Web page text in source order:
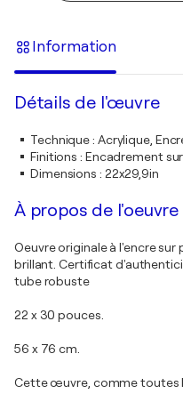
Information
Détails de l'œuvre
Technique: Acrylique,
Finitions : Encadrement
Dimensions : 22x29,9in
À propos de l'oeuvre
Oeuvre originale à l'encre sur
brillant. Certificat
tube robuste
22 x 30 pouces.
56 x 76 cm.
Cette œuvre, comme toutes